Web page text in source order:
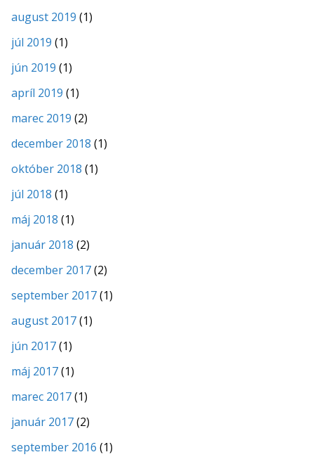
august 2019 (1)
júl 2019 (1)
jún 2019 (1)
apríl 2019 (1)
marec 2019 (2)
december 2018 (1)
október 2018 (1)
júl 2018 (1)
máj 2018 (1)
január 2018 (2)
december 2017(2)
september 2017(1)
august 2017(1)
jún 2017(1)
máj 2017(1)
marec 2017(1)
január 2017(2)
september 2016 (1)